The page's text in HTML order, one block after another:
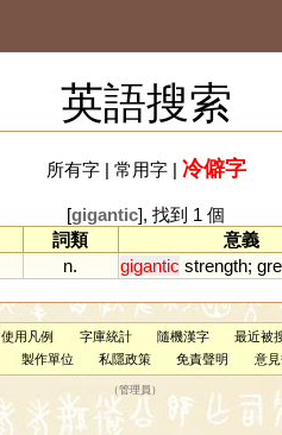
英語搜索
所有字| 常用字| 冷僻字
[gigantic], 找到 1 個
詞類
意義
n. gigantic strength;
使用凡例 字庫統計 隨機漢字
最近被
製作單位 私隱政策 免責聲明 意
（管理員 ）